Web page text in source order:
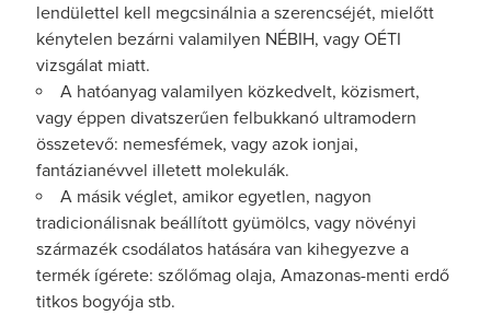
lendülettel kell megcsinálnia a szerencséjét, mielőtt
kénytelen bezárni valamilyen NÉBIH, vagy OÉTI
vizsgálat miatt.
A hatóanyag valamilyen közkedvelt, közismert,
vagy éppen divatszerűen felbukkanó ultramodern
összetevő: nemesfémek, vagy azok ionjai,
fantázianévvel illetett molekulák.
A másik véglet, amikor egyetlen, nagyon
tradicionálisnak beállított gyümölcs, vagy növényi
származék csodálatos hatására van kihegyezve a
termék ígérete: szőlőmag olaja, Amazonas-menti erdő
titkos bogyója stb.